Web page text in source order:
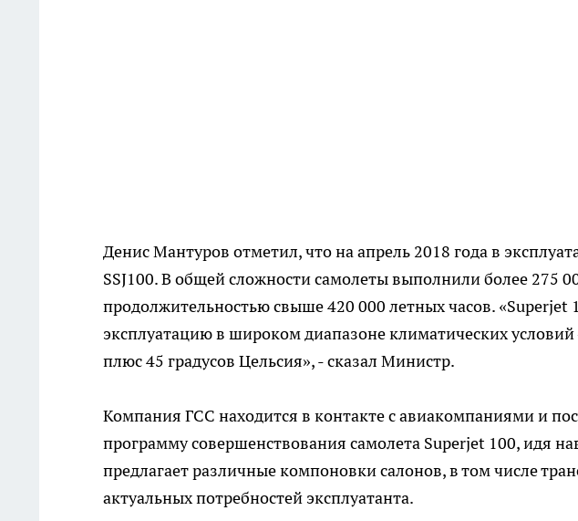
Денис Мантуров отметил, что на апрель 2018 года в
SSJ100. В общей сложности самолеты выполнили более 275
продолжительностью свыше 420 000 летных часов.
эксплуатацию в широком диапазоне климатических
плюс 45 градусов Цельсия», - сказал Министр.
Компания ГСС находится в контакте с авиакомпаниями и
программу совершенствования самолета Superjet 100, идя
предлагает различные компоновки салонов, в том числе
актуальных потребностей эксплуатанта.